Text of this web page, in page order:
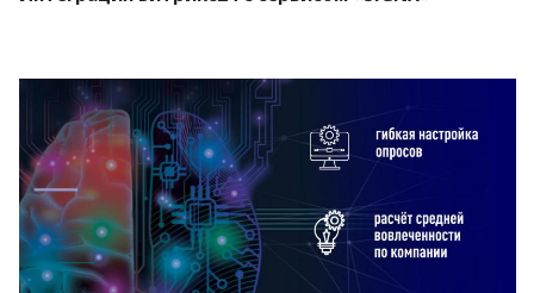
Смотреть проект